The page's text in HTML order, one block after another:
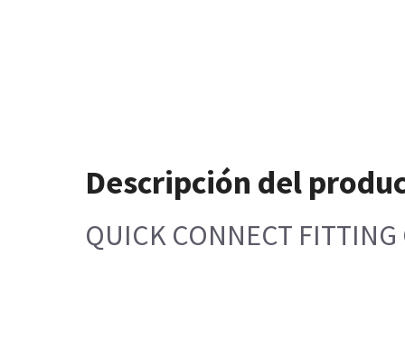
Descripción del
QUICK CONNECT FITTING